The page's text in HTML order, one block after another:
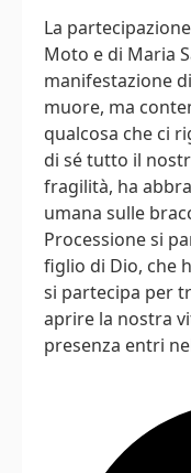
La
Moto e di Maria
manifestazione
muore, ma
qualcosa che ci
di sé tutto il
fragilità, ha
umana sulle
Processione si
figlio di Dio, che
si partecipa per
aprire la nostra
presenza entri